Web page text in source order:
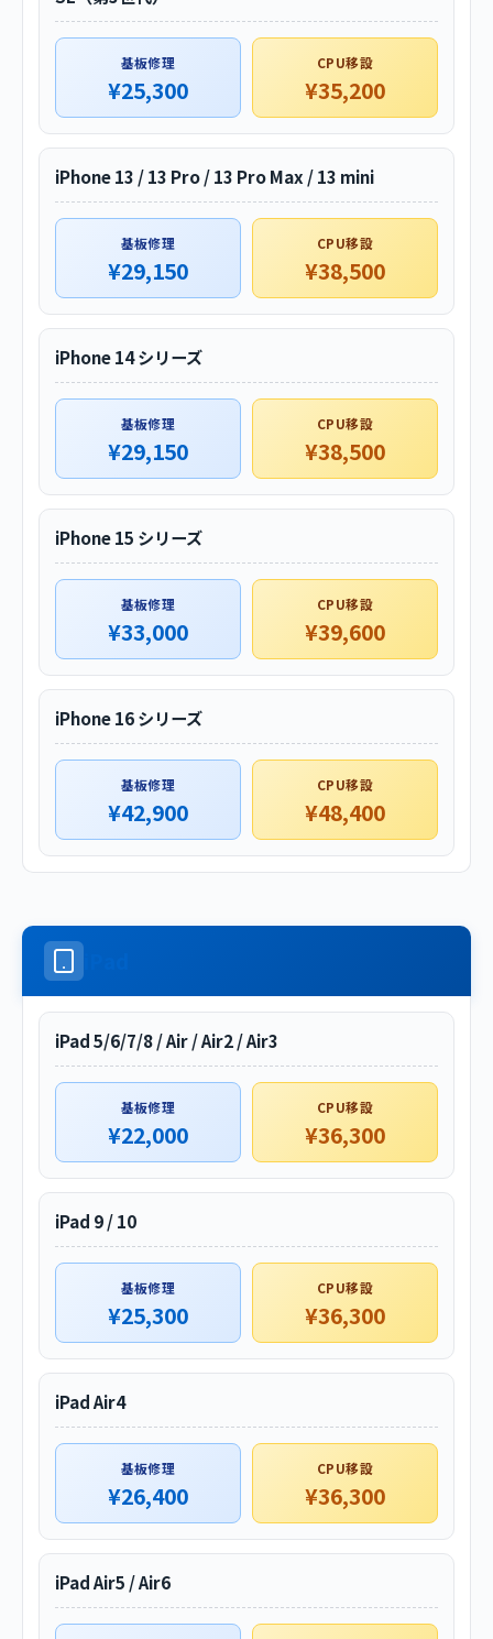
基板修理
¥25,300
CPU移設
¥35,200
iPhone 13 / 13 Pro / 13 Pro Max / 13 mini
基板修理
¥29,150
CPU移設
¥38,500
iPhone 14 シリーズ
基板修理
¥29,150
CPU移設
¥38,500
iPhone 15 シリーズ
基板修理
¥33,000
CPU移設
¥39,600
iPhone 16 シリーズ
基板修理
¥42,900
CPU移設
¥48,400
iPad 5/6/7/8 / Air / Air2 / Air3
基板修理
¥22,000
CPU移設
¥36,300
iPad 9 / 10
基板修理
¥25,300
CPU移設
¥36,300
iPad Air4
基板修理
¥26,400
CPU移設
¥36,300
iPad Air5 / Air6